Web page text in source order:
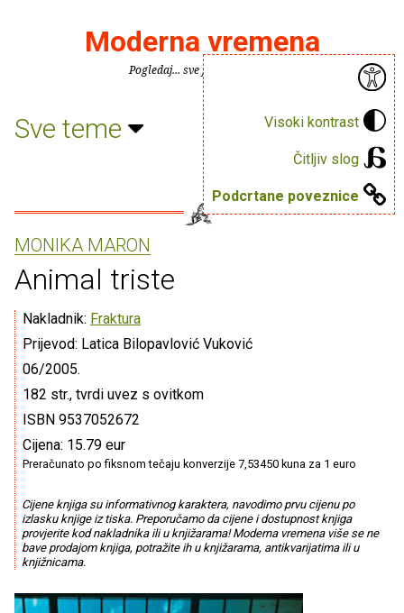
Visoki kontrast
Čitljiv slog
Podcrtane poveznice
Moderna vremena
Pogledaj... sve je puno knjiga.
Sve teme
MONIKA MARON
Animal triste
Nakladnik: Fraktura
Prijevod: Latica Bilopavlović Vuković
06/2005.
182 str., tvrdi uvez s ovitkom
ISBN 9537052672
Cijena: 15.79 eur
Preračunato po fiksnom tečaju konverzije 7,53450 kuna za 1 euro
Cijene knjiga su informativnog karaktera, navodimo prvu cijenu po
izlasku knjige iz tiska. Preporučamo da cijene i dostupnost knjiga
provjerite kod nakladnika ili u knjižarama! Moderna vremena više se ne
bave prodajom knjiga, potražite ih u knjižarama, antikvarijatima ili u
knjižnicama.